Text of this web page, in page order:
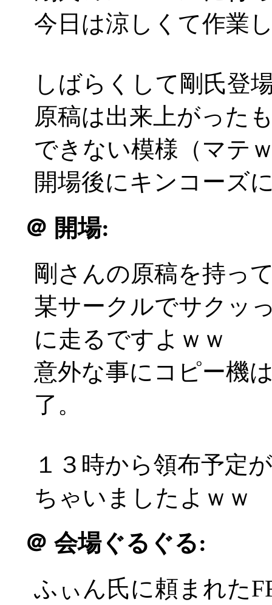
今日は涼しくて作業
しばらくして剛氏登
原稿は出来上がった
できない模様（マテ
開場後にキンコーズ
＠ 開場:
剛さんの原稿を持っ
某サークルでサクッ
に走るですよｗｗ
意外な事にコピー機
了。
１３時から領布予定
ちゃいましたよｗｗ
＠ 会場ぐるぐる:
ふぃん氏に頼まれた